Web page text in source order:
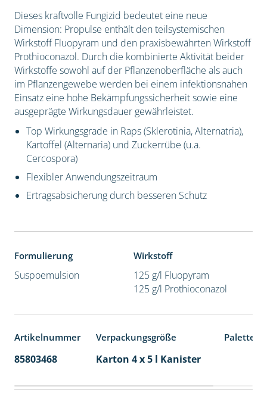
Dieses kraftvolle Fungizid bedeutet eine neue
Dimension: Propulse enthält den teilsystemischen
Wirkstoff Fluopyram und den praxisbewährten Wirkstoff
Prothioconazol. Durch die kombinierte Aktivität beider
Wirkstoffe sowohl auf der Pflanzenoberfläche als auch
im Pflanzengewebe werden bei einem infektionsnahen
Einsatz eine hohe Bekämpfungssicherheit sowie eine
ausgeprägte Wirkungsdauer gewährleistet.
Top Wirkungsgrade in Raps (Sklerotinia, Alternatria),
Kartoffel (Alternaria) und Zuckerrübe (u.a.
Cercospora)
Flexibler Anwendungszeitraum
Ertragsabsicherung durch besseren Schutz
Formulierung
Suspoemulsion
Wirkstoff
125 g/l Fluopyram
125 g/l Prothioconazol
Artikelnummer Verpackungsgröße
85803468 Karton 4 x 5 l Kanister